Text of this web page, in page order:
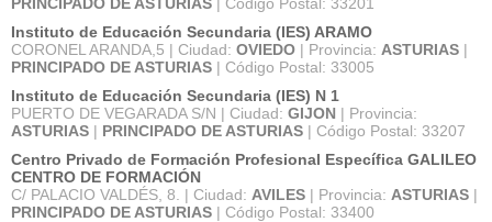
Instituto de Educación Secundaria (IES) ARAMO
CORONEL ARANDA,5 | Ciudad: OVIEDO | Provincia: ASTURIAS |
PRINCIPADO DE ASTURIAS | Código Postal: 33005
Instituto de Educación Secundaria (IES) N 1
PUERTO DE VEGARADA S/N | Ciudad: GIJON | Provincia:
ASTURIAS | PRINCIPADO DE ASTURIAS | Código Postal: 33207
Centro Privado de Formación Profesional Específica GALILEO
CENTRO DE FORMACIÓN
C/ PALACIO VALDÉS, 8. | Ciudad: AVILES | Provincia: ASTURIAS |
PRINCIPADO DE ASTURIAS | Código Postal: 33400